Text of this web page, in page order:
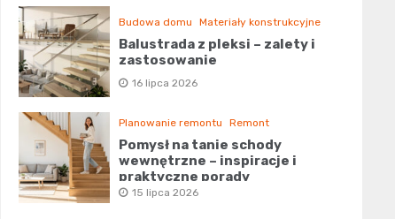
Budowa domu Materiały konstrukcyjne
Balustrada z pleksi – zalety i
zastosowanie
16 lipca 2026
Planowanie remontu Remont
Pomysł na tanie schody
wewnętrzne – inspiracje i
praktyczne porady
15 lipca 2026